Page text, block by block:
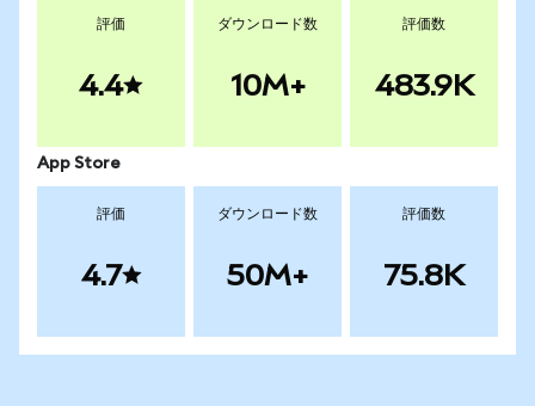
評価
4.4
ダウンロード数
10M+
評価数
483.9K
App Store
評価
4.7
ダウンロード数
50M+
評価数
75.8K